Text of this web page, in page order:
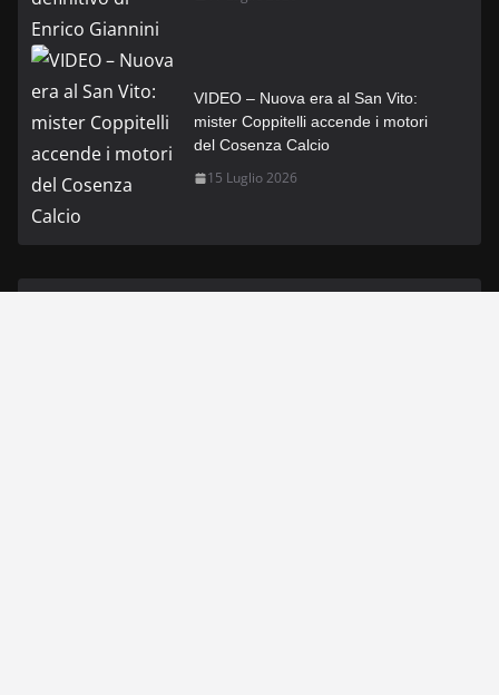
VIDEO – Nuova era al San Vito:
mister Coppitelli accende i motori
del Cosenza Calcio
15 Luglio 2026